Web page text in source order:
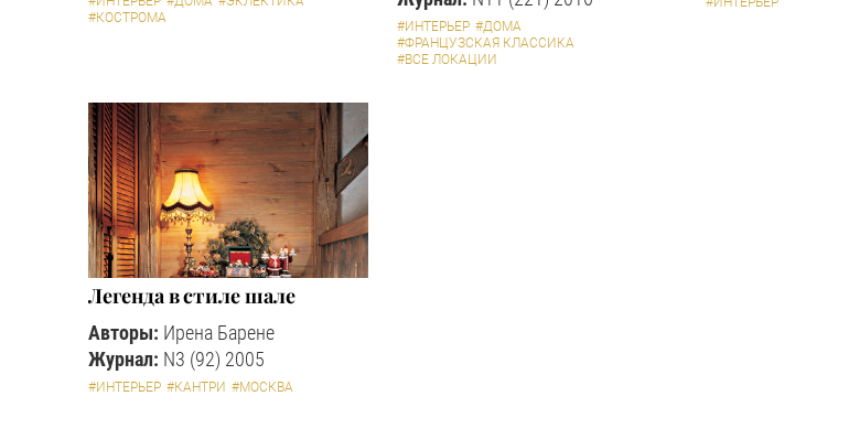
#КОСТРОМА
#ИНТЕРЬЕР #ДОМА
#ФРАНЦУЗСКАЯ КЛАССИКА
#ВСЕ ЛОКАЦИИ
Легенда в стиле шале
Авторы: Ирена Барене
Журнал: N3 (92) 2005
#ИНТЕРЬЕР #КАНТРИ #МОСКВА